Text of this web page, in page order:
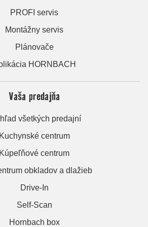
PROFI servis
Montážny servis
Plánovače
HORNBACH
Vaša predajňa
všetkých predajní
Kuchynské centrum
Kúpeľňové centrum
obkladov a dlažieb
Drive-In
Self-Scan
Hornbach box